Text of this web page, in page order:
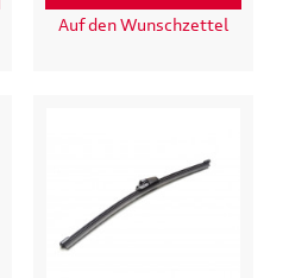
Auf den Wunschzettel